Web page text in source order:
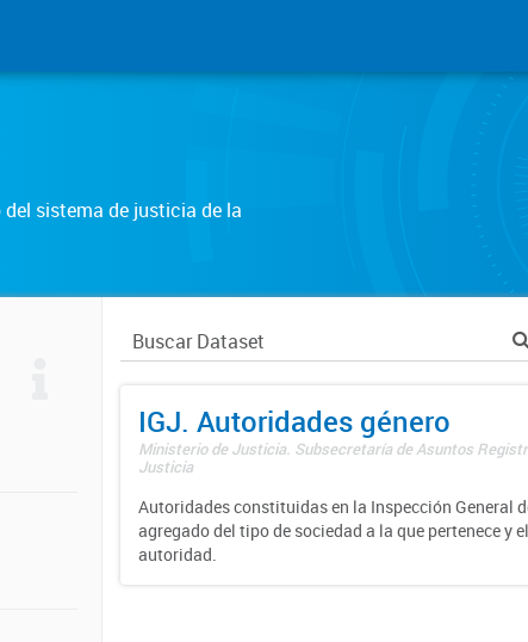
sistema de justicia de la
IGJ. Autoridades género
Ministerio de Justicia. Subsecretaría de Asuntos
Justicia
Autoridades constituidas en la Inspección General
agregado del tipo de sociedad a la que pertenece y
autoridad.